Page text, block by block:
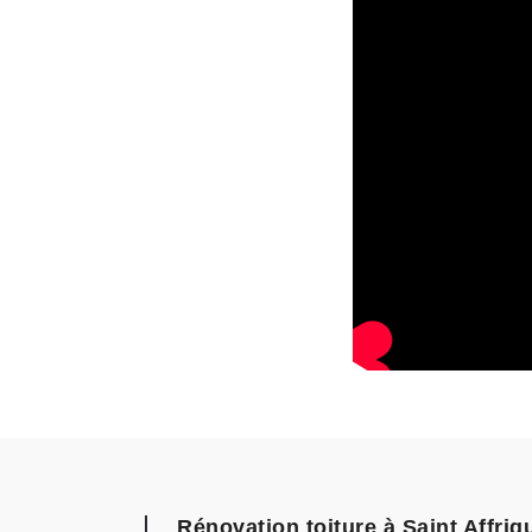
Rénovation toiture à Saint